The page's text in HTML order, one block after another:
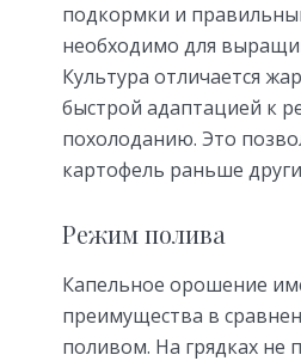
подкормки и
необходимо для
Культура отличается
быстрой адаптацией к
похолоданию. Это
картофель раньше
Режим полива
Капельное орошение
преимущества в
поливом. На грядках не